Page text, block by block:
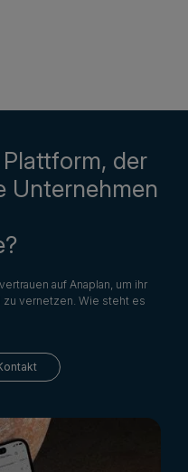
der
Unternehmen
auf Anaplan, um ihr
vernetzen. Wie steht es